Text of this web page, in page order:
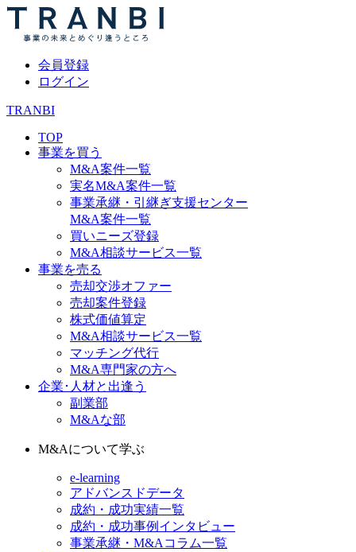
会員登録
ログイン
TRANBI
TOP
事業を買う
M&A案件一覧
実名M&A案件一覧
事業承継・引継ぎ支援センター
M&A案件一覧
買いニーズ登録
M&A相談サービス一覧
事業を売る
売却交渉オファー
売却案件登録
株式価値算定
M&A相談サービス一覧
マッチング代行
M&A専門家の方へ
企業･人材と出逢う
副業部
M&Aな部
M&Aについて学ぶ
e-learning
アドバンスドデータ
成約・成功実績一覧
成約・成功事例インタビュー
事業承継・M&Aコラム一覧